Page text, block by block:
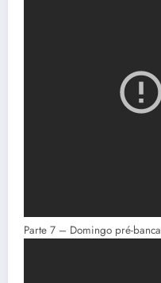
Parte 7 – Domingo pré-banca